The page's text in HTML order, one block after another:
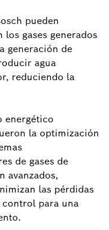
pueden
gases generados
generación de
agua
reduciendo la
energético
la optimización
de gases de
avanzados,
las pérdidas
para una